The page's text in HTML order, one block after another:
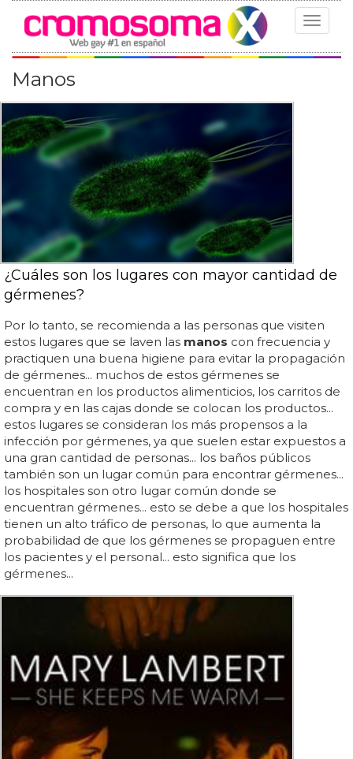
Toggle
Manos
¿Cuáles son los lugares con mayor cantidad de
gérmenes?
Por lo tanto, se recomienda a las personas que visiten
estos lugares que se laven las manos con frecuencia y
practiquen una buena higiene para evitar la propagación
de gérmenes... muchos de estos gérmenes se
encuentran en los productos alimenticios, los carritos de
compra y en las cajas donde se colocan los productos...
estos lugares se consideran los más propensos a la
infección por gérmenes, ya que suelen estar expuestos a
una gran cantidad de personas... los baños públicos
también son un lugar común para encontrar gérmenes...
los hospitales son otro lugar común donde se
encuentran gérmenes... esto se debe a que los hospitales
tienen un alto tráfico de personas, lo que aumenta la
probabilidad de que los gérmenes se propaguen entre
los pacientes y el personal... esto significa que los
gérmenes...